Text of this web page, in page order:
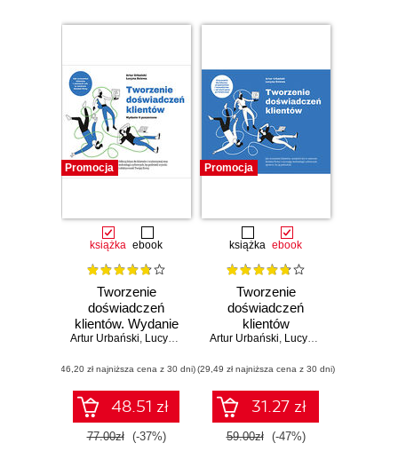
Promocja
książka ebook
Tworzenie
doświadczeń
klientów. Wydanie
II poszerzone
Artur Urbański, Lucyna Dziewa
(46,20 zł najniższa cena z 30 dni)
48.51 zł
77.00zł (-37%)
Promocja
książka ebook
Tworzenie
doświadczeń
klientów
Artur Urbański, Lucyna Dziewa
(29,49 zł najniższa cena z 30 dni)
31.27 zł
59.00zł (-47%)